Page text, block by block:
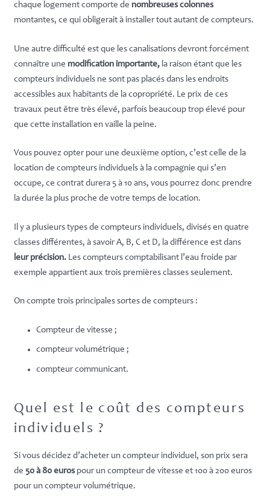
chaque logement comporte de nombreuses colonnes
montantes, ce qui obligerait à installer tout autant de compteurs.
Une autre difficulté est que les canalisations devront forcément
connaître une modification importante,la raison étant que les
compteurs individuels ne sont pas placés dans les endroits
accessibles aux habitants de la copropriété. Le prix de ces
travaux peut être très élevé, parfois beaucoup trop élevé pour
que cette installation en vaille la peine.
Vous pouvez opter pour une deuxième option, c’est celle de la
location de compteurs individuels à la compagnie qui s’en
occupe, ce contrat durera 5 à 10 ans, vous pourrez donc prendre
la durée la plus proche de votre temps de location.
Il y a plusieurs types de compteurs individuels, divisés en quatre
classes différentes, à savoir A, B, C et D, la différence est dans
leur précision. Les compteurs comptabilisant l’eau froide par
exemple appartient aux trois premières classes seulement.
On compte trois principales sortes de compteurs :
Compteur de vitesse ;
compteur volumétrique ;
compteur communicant.
Quel est le coût des compteurs
individuels ?
Si vous décidez d’acheter un compteur individuel, son prix sera
de 50 à 80 eurospour un compteur de vitesse et 100 à 200 euros
pour un compteur volumétrique.